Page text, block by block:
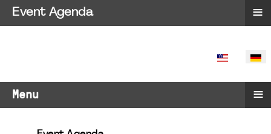
SPRACHE
Menu ≡
Event Agenda ≡